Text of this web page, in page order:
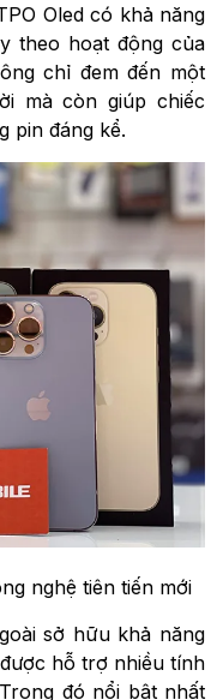
Oled có khả năng
theo hoạt động của
chỉ đem đến một
mà còn giúp chiếc
pin đáng kể.
nghệ tiên tiến mới
sở hữu khả năng
hỗ trợ nhiều tính
đó nổi bật nhất